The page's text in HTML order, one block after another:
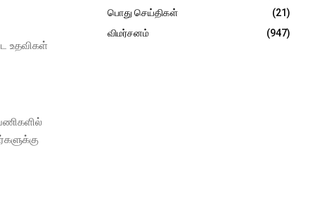
உதவிகள்
பொது செய்திகள்
(21)
விமர்சனம்
(947)